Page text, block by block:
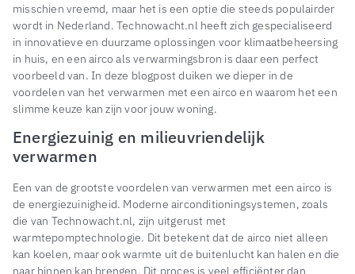
misschien vreemd, maar het is een optie die steeds populairder
wordt in Nederland. Technowacht.nl heeft zich gespecialiseerd
in innovatieve en duurzame oplossingen voor klimaatbeheersing
in huis, en een airco als verwarmingsbron is daar een perfect
voorbeeld van. In deze blogpost duiken we dieper in de
voordelen van het verwarmen met een airco en waarom het een
slimme keuze kan zijn voor jouw woning.
Energiezuinig en milieuvriendelijk
verwarmen
Een van de grootste voordelen van verwarmen met een airco is
de energiezuinigheid. Moderne airconditioningsystemen, zoals
die van Technowacht.nl, zijn uitgerust met
warmtepomptechnologie. Dit betekent dat de airco niet alleen
kan koelen, maar ook warmte uit de buitenlucht kan halen en die
naar binnen kan brengen. Dit proces is veel efficiënter dan